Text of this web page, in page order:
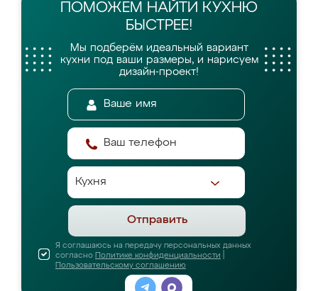
ПОМОЖЕМ НАЙТИ КУХНЮ
БЫСТРЕЕ!
Мы подберём идеальный вариант
кухни под ваши размеры, и нарисуем
дизайн-проект!
Отправить
Я соглашаюсь на передачу персональных данных
согласно Политике конфиденциальности
Пользовательскому соглашению